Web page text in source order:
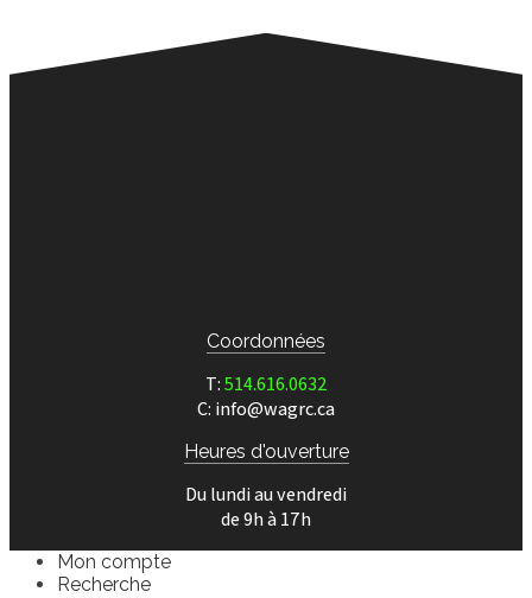
Coordonnées
T:514.616.0632
C: info@wagrc.ca
Heures d'ouverture
Du lundi au vendredi
de 9h à 17h
Mon compte
Recherche